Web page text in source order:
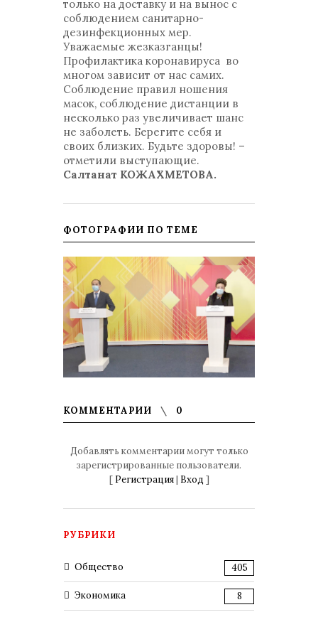
только на доставку и на вынос с
соблюдением санитарно-
дезинфекционных мер.
Уважаемые жезказганцы!
Профилактика коронавируса во
многом зависит от нас самих.
Соблюдение правил ношения
масок, соблюдение дистанции в
несколько раз увеличивает шанс
не заболеть. Берегите себя и
своих близких. Будьте здоровы! –
отметили выступающие.
Салтанат КОЖАХМЕТОВА.
ФОТОГРАФИИ ПО ТЕМЕ
КОММЕНТАРИИ 0
Добавлять комментарии могут только
зарегистрированные пользователи.
[ Регистрация| Вход ]
РУБРИКИ
Общество 405
Экономика 8